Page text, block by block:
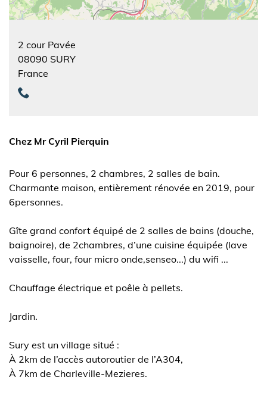
2 cour Pavée
08090 SURY
France
Chez Mr Cyril Pierquin
Pour 6 personnes, 2 chambres, 2 salles de bain.
Charmante maison, entièrement rénovée en 2019, pour
6personnes.
Gîte grand confort équipé de 2 salles de bains (douche,
baignoire), de 2chambres, d’une cuisine équipée (lave
vaisselle, four, four micro onde,senseo...) du wifi ...
Chauffage électrique et poêle à pellets.
Jardin.
Sury est un village situé :
À 2km de l’accès autoroutier de l’A304,
À 7km de Charleville-Mezieres.